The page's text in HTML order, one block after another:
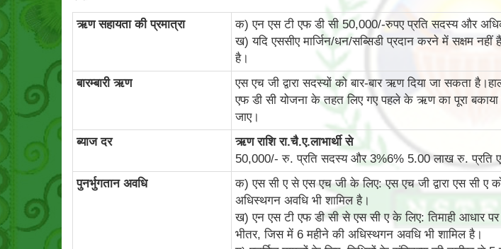
ऋण सहायता की प्रमात्रा
क) एन एस टी एफ डी सी 50,000/-रुपए प्रति सदस्य और
ख) यदि एससीए मार्जिन/धन/सब्सिडी प्रदान करने में सक्षम
है।
बारम्‍बारी ऋण
एस एच जी द्वारा सदस्यों को बार-बार ऋण दिया जा सकता
एफ डी सी योजना के तहत लिए गए पहले के ऋण का पूरा बकाया
जाए।
ब्‍याज दर
ऋण राशि रा.चै.ए.लाभार्थी से
50,000/- रु. प्रति सदस्य और 3%6% 5.00 लाख रु. प्रति
पुनर्भुगतान अवधि
क) एस सी ए से एस एच जी के लिए: एस एच जी द्वारा एस सी ए
अधिस्थगन अवधि भी शामिल है।
ख) एन एस टी एफ डी सी से एस सी ए के लिए: तिमाही आधार
भीतर, जिस में 6 महीने की अधिस्‍थगन अवधि भी शामिल है।